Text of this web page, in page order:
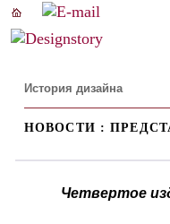
История дизайна
НОВОСТИ :
Четвертое